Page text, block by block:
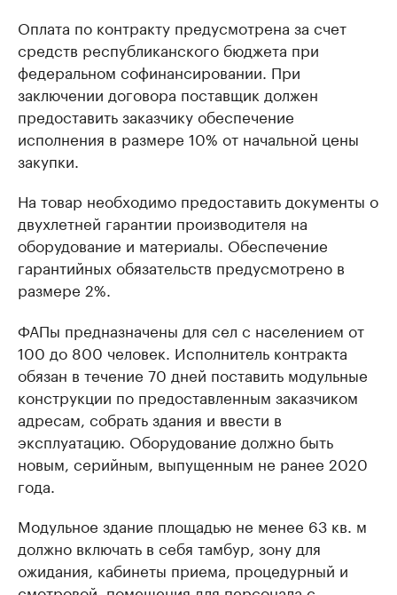
Оплата по контракту предусмотрена за счет
средств республиканского бюджета при
федеральном софинансировании. При
заключении договора поставщик должен
предоставить заказчику обеспечение
исполнения в размере 10% от начальной цены
закупки.
На товар необходимо предоставить документы о
двухлетней гарантии производителя на
оборудование и материалы. Обеспечение
гарантийных обязательств предусмотрено в
размере 2%.
ФАПы предназначены для сел с населением от
100 до 800 человек. Исполнитель контракта
обязан в течение 70 дней поставить модульные
конструкции по предоставленным заказчиком
адресам, собрать здания и ввести в
эксплуатацию. Оборудование должно быть
новым, серийным, выпущенным не ранее 2020
года.
Модульное здание площадью не менее 63 кв. м
должно включать в себя тамбур, зону для
ожидания, кабинеты приема, процедурный и